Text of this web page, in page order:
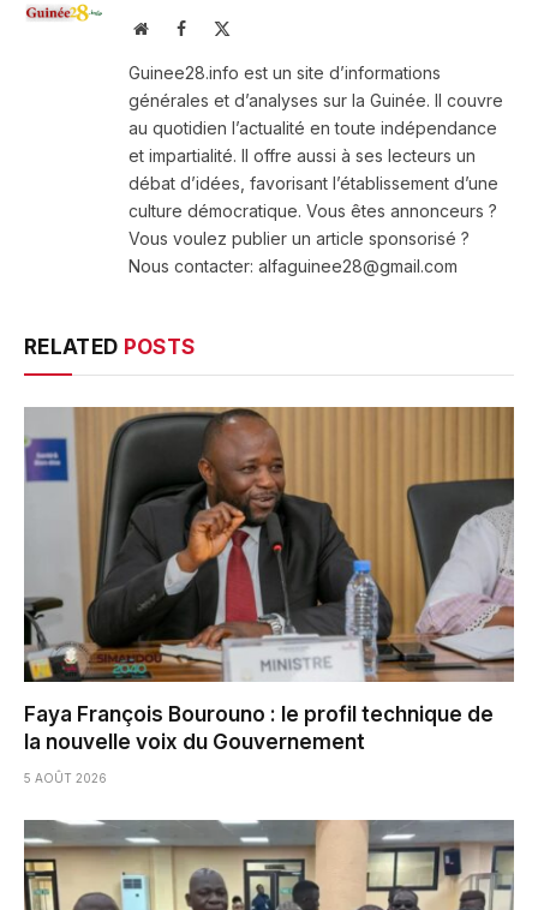
WebsiteFacebook
Guinee28.info est un site d’informations
générales et d’analyses sur la Guinée. Il couvre
au quotidien l’actualité en toute indépendance
et impartialité. Il offre aussi à ses lecteurs un
débat d’idées, favorisant l’établissement d’une
culture démocratique. Vous êtes annonceurs ?
Vous voulez publier un article sponsorisé ?
Nous contacter: alfaguinee28@gmail.com
RELATED POSTS
Faya François Bourouno : le profil technique de
la nouvelle voix du Gouvernement
5 AOÛT 2026